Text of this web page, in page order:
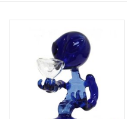
Rituals & Wierook